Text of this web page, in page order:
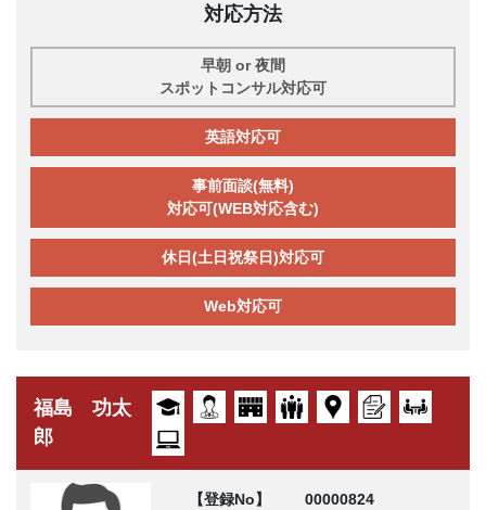
対応方法
早朝 or 夜間
スポットコンサル対応可
英語対応可
事前面談(無料)
対応可(WEB対応含む)
休日(土日祝祭日)対応可
Web対応可
福島 功太
郎
【登録No】
00000824